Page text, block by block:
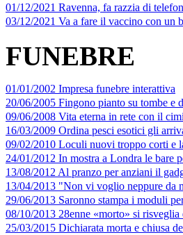
01/12/2021 Ravenna, fa razzia di
03/12/2021 Va a fare il vaccino con un
FUNEBRE
01/01/2002 Impresa funebre interattiva
20/06/2005 Fingono pianto su tombe e
09/06/2008 Vita eterna in rete con il
16/03/2009 Ordina pesci esotici gli
09/02/2010 Loculi nuovi troppo corti e
24/01/2012 In mostra a Londra le bare
13/08/2012 Al pranzo per anziani il
13/04/2013 "Non vi voglio neppure da
29/06/2013 Saronno stampa i moduli
08/10/2013 28enne «morto» si
25/03/2015 Dichiarata morta e chiusa